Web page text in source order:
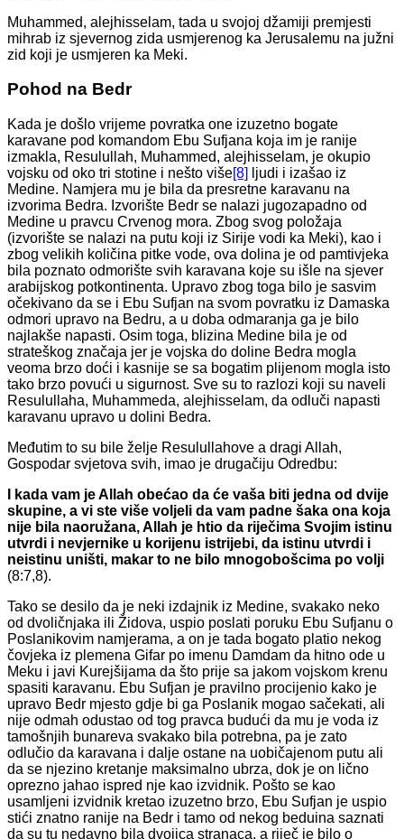
Muhammed, alejhisselam, tada u svojoj džamiji premjesti
mihrab iz sjevernog zida usmjerenog ka Jerusalemu na južni
zid koji je usmjeren ka Meki.
Pohod na Bedr
Kada je došlo vrijeme povratka one izuzetno bogate
karavane pod komandom Ebu Sufjana koja im je ranije
izmakla, Resulullah, Muhammed, alejhisselam, je okupio
vojsku od oko tri stotine i nešto više[8]
ljudi i izašao iz
Medine. Namjera mu je bila da presretne karavanu na
izvorima Bedra. Izvorište Bedr se nalazi jugozapadno od
Medine u pravcu Crvenog mora. Zbog svog položaja
(izvorište se nalazi na putu koji iz Sirije vodi ka Meki), kao i
zbog velikih količina pitke vode, ova dolina je od pamtivjeka
bila poznato odmorište svih karavana koje su išle na sjever
arabijskog potkontinenta. Upravo zbog toga bilo je sasvim
očekivano da se i Ebu Sufjan na svom povratku iz Damaska
odmori upravo na Bedru, a u doba odmaranja ga je bilo
najlakše napasti. Osim toga, blizina Medine bila je od
strateškog značaja jer je vojska do doline Bedra mogla
veoma brzo doći i kasnije se sa bogatim plijenom mogla isto
tako brzo povući u sigurnost. Sve su to razlozi koji su naveli
Resulullaha, Muhammeda, alejhisselam, da odluči napasti
karavanu upravo u dolini Bedra.
Međutim to su bile želje Resulullahove a dragi Allah,
Gospodar svjetova svih, imao je drugačiju Odredbu:
I kada vam je Allah obećao da će vaša biti jedna od dvije
skupine, a vi ste više voljeli da vam padne šaka ona koja
nije bila naoružana, Allah je htio da riječima Svojim istinu
utvrdi i nevjernike u korijenu istrijebi, da istinu utvrdi i
neistinu uništi, makar to ne bilo mnogobošcima po volji
(8:7,8).
Tako se desilo da je neki izdajnik iz Medine, svakako neko
od dvoličnjaka ili Židova, uspio poslati poruku Ebu Sufjanu o
Poslanikovim namjerama, a on je tada bogato platio nekog
čovjeka iz plemena Gifar po imenu Damdam da hitno ode u
Meku i javi Kurejšijama da što prije sa jakom vojskom krenu
spasiti karavanu. Ebu Sufjan je pravilno procijenio kako je
upravo Bedr mjesto gdje bi ga Poslanik mogao sačekati, ali
nije odmah odustao od tog pravca budući da mu je voda iz
tamošnjih bunareva svakako bila potrebna, pa je zato
odlučio da karavana i dalje ostane na uobičajenom putu ali
da se njezino kretanje maksimalno ubrza, dok je on lično
oprezno jahao ispred nje kao izvidnik. Pošto se kao
usamljeni izvidnik kretao izuzetno brzo, Ebu Sufjan je uspio
stići znatno ranije na Bedr i tamo od nekog beduina saznati
da su tu nedavno bila dvojica stranaca, a riječ je bilo o